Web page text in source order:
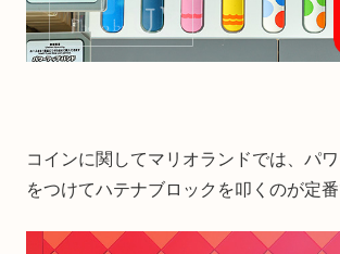
コインに関してマリオランドでは、パ
をつけてハテナブロックを叩くのが定番